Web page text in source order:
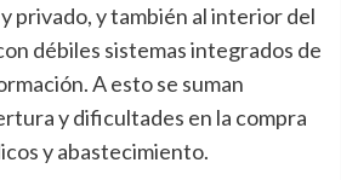
privado, y también al interior del
débiles sistemas integrados de
A esto se suman
y dificultades en la compra
y abastecimiento.